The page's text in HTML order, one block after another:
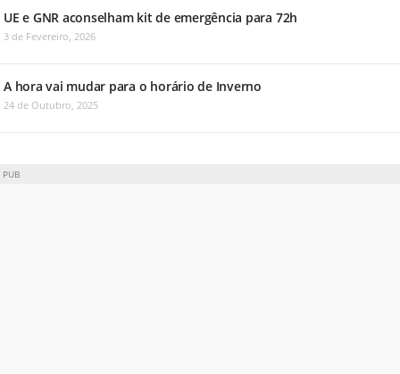
UE e GNR aconselham kit de emergência para 72h
3 de Fevereiro, 2026
A hora vai mudar para o horário de Inverno
24 de Outubro, 2025
PUB